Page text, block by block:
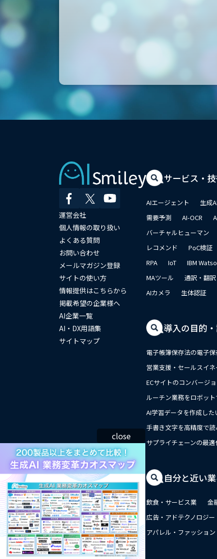
運営会社
個人情報の取り扱い
よくある質問
お問い合わせ
メールマガジン登録
サイトの使い方
情報提供はこちらから
掲載希望の企業様へ
AI企業一覧
AI・DX用語集
サイトマップ
サービス・
AIエージェント
生成
需要予測
AI-OCR
バーチャルヒューマン
レコメンド
PoC検証
RPA
IoT
IBM
MAツール
通訳・翻訳
AIカメラ
生体認証
導入の目的
電子帳簿保存法の電子
営業支援・セールスイ
ECサイトのコンバージ
ルーチン業務をロボッ
AI学習データを作成した
手書き文字を高精度で
サプライチェーンの最適
自分と近い
飲食・サービス業
金
広告・アドテクノロジー
アパレル・ファッション
close